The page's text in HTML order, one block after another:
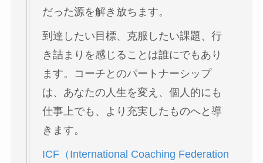
だった源を解き放ちます。
到達したい目標、克服したい課題、行
き詰まりを感じることは誰にでもあり
ます。コーチとのパートナーシップ
は、あなたの人生を変え、個人的にも
仕事上でも、より充実したものへと導
きます。
ICF（International Coaching Federation